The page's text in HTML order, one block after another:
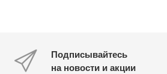
Подписывайтесь
на новости и акции